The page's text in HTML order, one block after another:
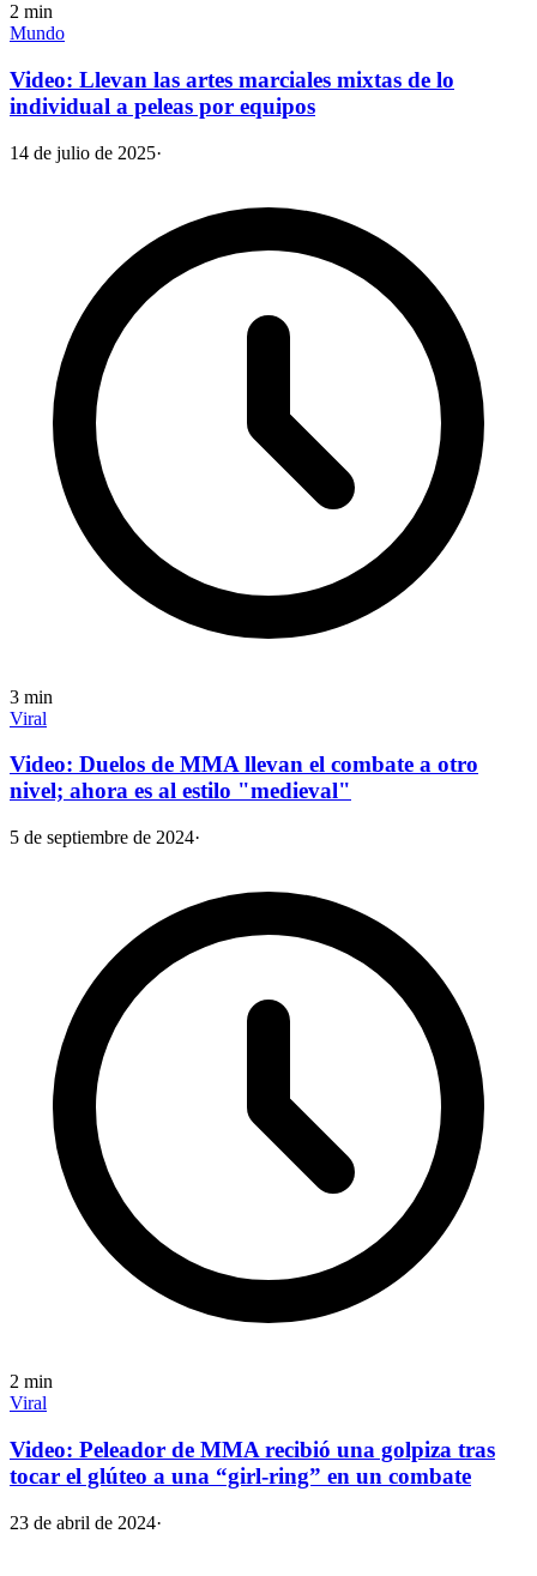
2 min
Mundo
Video: Llevan las artes marciales mixtas de lo
individual a peleas por equipos
14 de julio de 2025·
3 min
Viral
Video: Duelos de MMA llevan el combate a otro
nivel; ahora es al estilo "medieval"
5 de septiembre de 2024·
2 min
Viral
Video: Peleador de MMA recibió una golpiza tras
tocar el glúteo a una “girl-ring” en un combate
23 de abril de 2024·